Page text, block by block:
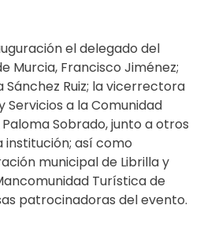
el delegado del
Murcia, Francisco Jiménez;
Ruiz; la vicerrectora
Servicios a la Comunidad
Sobrado, junto a otros
así como
municipal de Librilla y
Turística de
patrocinadoras del evento.